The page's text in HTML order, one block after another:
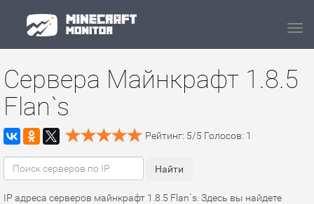
Сервера Майнкрафт 1.8.5
Flan`s
Рейтинг: 5/5 Голосов: 1
IP адреса серверов майнкрафт 1.8.5 Flan`s. Здесь вы найдете